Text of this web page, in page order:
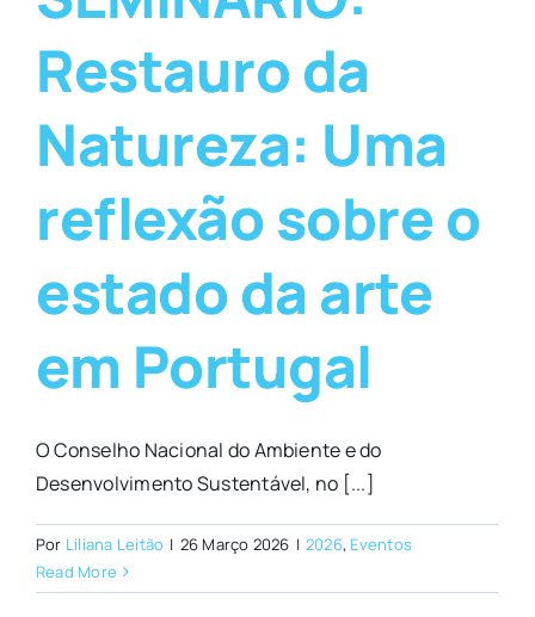
Restauro da
Natureza: Uma
reflexão sobre o
estado da arte
em Portugal
O Conselho Nacional do Ambiente e do
Desenvolvimento Sustentável, no [...]
Por Liliana Leitão | 26 Março 2026 | 2026, Eventos
Read More